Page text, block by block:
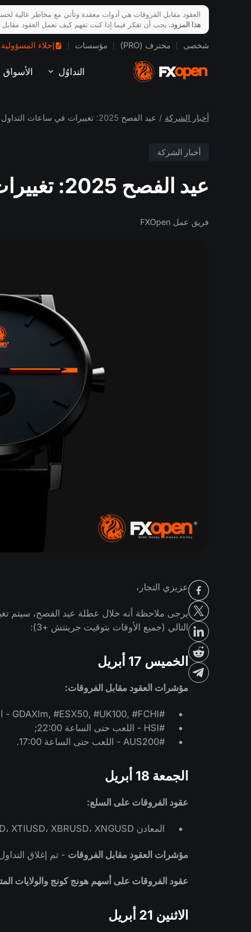
شخصى محترف (PRO) مؤسسات إخلاء
التداوُل الأسواق
أخبار الشركة / عيد الفصح 2025: تغييرات في ساعات التداول
أخبار الشركة
عيد الفصح 2025: تغييرات في ساعات التداول
فريق عمل FXOpen
عزيزي التجار،
يرجى ملاحظة أنه خلال عطلة عيد الفصح، سيتم
التالي (جميع الأوقات بتوقيت جرينتش +3):
الخميس 17 أبريل
مؤشرات العقود مقابل الفروقات:
#GDAXIm, #ESX50, #UK100, #FCHI - اللعب حتى الساعة 23:00;
#HSI - اللعب حتى الساعة 22:00;
#AUS200 - اللعب حتى الساعة 17:00.
الجمعة 18 أبريل
عقود الفروقات على السلع:
المعادن CFD، XTIUSD، XBRUSD، XNGUSD - تم إغلاق التداول.
مؤشرات العقود مقابل الفروقات - تم إغلاق
عقود الفروقات على أسهم هونج كونج والولايات
الاثنين 21 أبريل
العقود مقابل الفروقات هي أدوات معقدة وتأتي مع مخاطر عالية
هذا المزود. يجب أن تفكر فيما إذا كنت تفهم كيف تعمل العقود